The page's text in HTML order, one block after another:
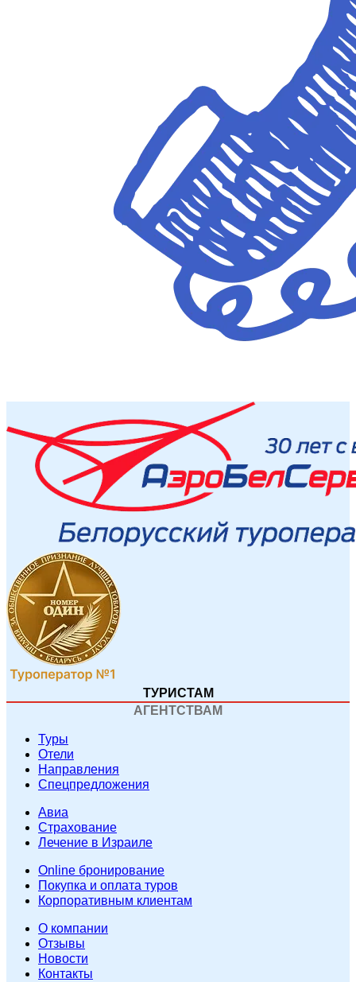
ТУРИСТАМ
АГЕНТСТВАМ
Туры
Отели
Направления
Спецпредложения
Авиа
Страхование
Лечение в Израиле
Online бронирование
Покупка и оплата туров
Корпоративным клиентам
O компании
Отзывы
Новости
Контакты